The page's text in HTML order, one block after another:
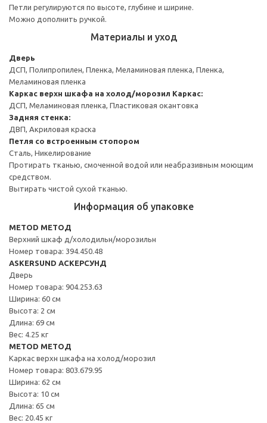
Петли регулируются по высоте, глубине и ширине.
Можно дополнить ручкой.
Материалы и уход
Дверь
ДСП, Полипропилен, Пленка, Меламиновая пленка, Пленка,
Меламиновая пленка
Каркас верхн шкафа на холод/морозил Каркас:
ДСП, Меламиновая пленка, Пластиковая окантовка
Задняя стенка:
ДВП, Акриловая краска
Петля со встроенным стопором
Сталь, Никелирование
Протирать тканью, смоченной водой или неабразивным моющим
средством.
Вытирать чистой сухой тканью.
Информация об упаковке
METOD МЕТОД
Верхний шкаф д/холодильн/морозильн
Номер товара: 394.450.48
ASKERSUND АСКЕРСУНД
Дверь
Номер товара: 904.253.63
Ширина: 60 см
Высота: 2 см
Длина: 69 см
Вес: 4.25 кг
METOD МЕТОД
Каркас верхн шкафа на холод/морозил
Номер товара: 803.679.95
Ширина: 62 см
Высота: 10 см
Длина: 65 см
Вес: 20.45 кг